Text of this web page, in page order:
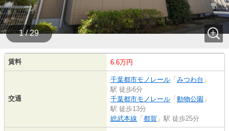
1 / 29
賃料 6.6万円
交通
千葉都市モノレール 「 みつわ台 」
駅 徒歩6分
千葉都市モノレール 「 動物公園 」
駅 徒歩13分
総武本線 「 都賀 」駅 徒歩25分